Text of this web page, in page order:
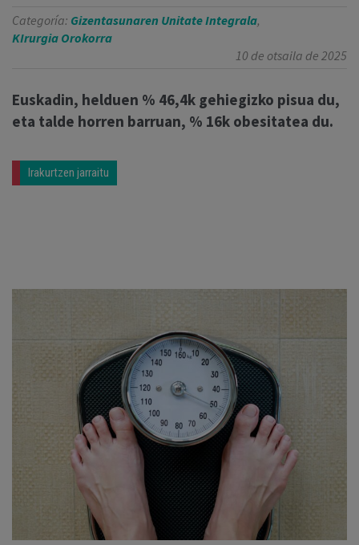
Categoría: Gizentasunaren Unitate Integrala,
KIrurgia Orokorra
10 de otsaila de 2025
Euskadin, helduen % 46,4k gehiegizko pisua du,
eta talde horren barruan, % 16k obesitatea du.
Irakurtzen jarraitu